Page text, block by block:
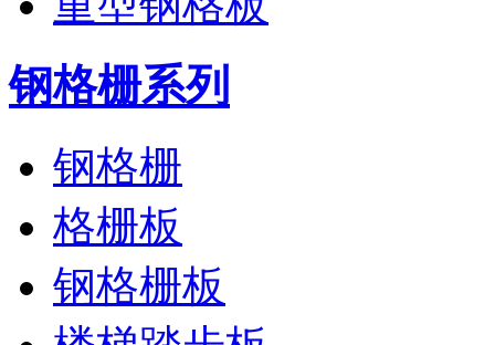
钢格栅系列
钢格栅
格栅板
钢格栅板